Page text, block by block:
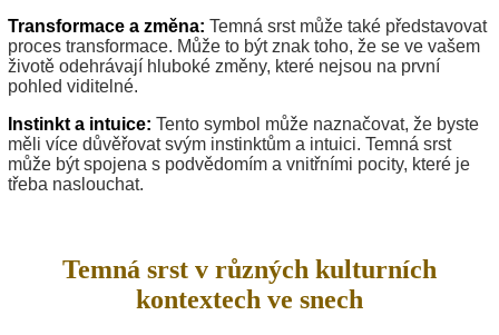
Transformace a změna: Temná srst může také představovat
proces transformace. Může to být znak toho, že se ve vašem
životě odehrávají hluboké změny, které nejsou na první
pohled viditelné.
Instinkt a intuice: Tento symbol může naznačovat, že byste
měli více důvěřovat svým instinktům a intuici. Temná srst
může být spojena s podvědomím a vnitřními pocity, které je
třeba naslouchat.
Temná srst v různých kulturních
kontextech ve snech